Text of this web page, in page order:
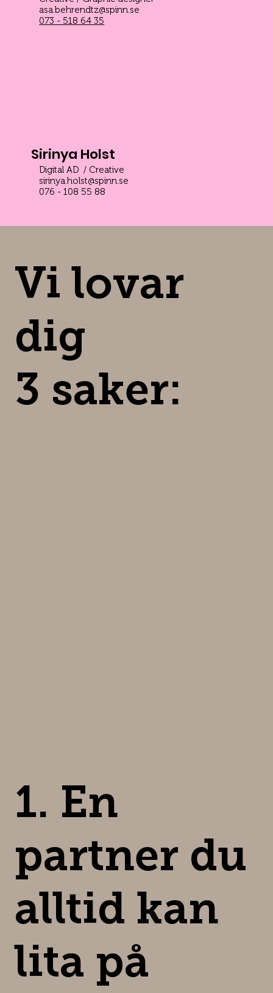
asa.behrendtz@spinn.se
073 - 518 64 35
Sirinya Holst
Digital AD / Creative
sirinya.holst@spinn.se
076 - 108 55 88
1. En
partner du
alltid kan
lita på
Vi lovar
dig
3 saker: